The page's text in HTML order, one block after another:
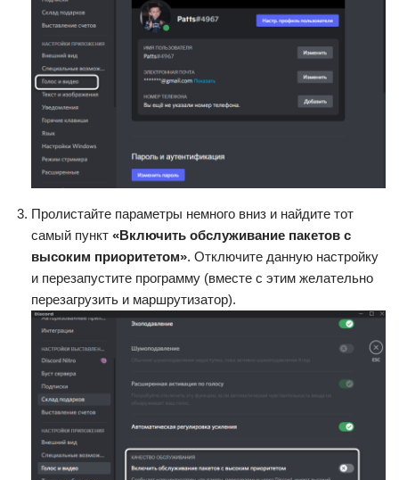
Пролистайте параметры немного вниз и найдите тот
самый пункт «Включить обслуживание пакетов с
высоким приоритетом». Отключите данную настройку
и перезапустите программу (вместе с этим желательно
перезагрузить и маршрутизатор).